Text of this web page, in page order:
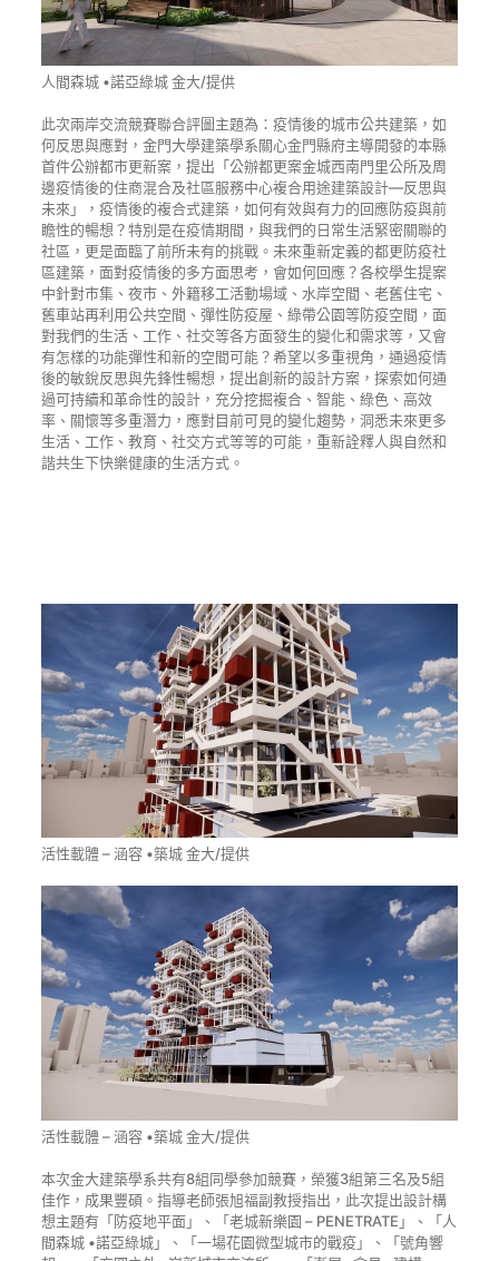
人間森城 •諾亞綠城 金大/提供
此次兩岸交流競賽聯合評圖主題為：疫情後的城市公共建築，如
何反思與應對，金門大學建築學系關心金門縣府主導開發的本縣
首件公辦都市更新案，提出「公辦都更案金城西南門里公所及周
邊疫情後的住商混合及社區服務中心複合用途建築設計—反思與
未來」，疫情後的複合式建築，如何有效與有力的回應防疫與前
瞻性的暢想？特別是在疫情期間，與我們的日常生活緊密關聯的
社區，更是面臨了前所未有的挑戰。未來重新定義的都更防疫社
區建築，面對疫情後的多方面思考，會如何回應？各校學生提案
中針對市集、夜市、外籍移工活動場域、水岸空間、老舊住宅、
舊車站再利用公共空間、彈性防疫屋、綠帶公園等防疫空間，面
對我們的生活、工作、社交等各方面發生的變化和需求等，又會
有怎樣的功能彈性和新的空間可能？希望以多重視角，通過疫情
後的敏銳反思與先鋒性暢想，提出創新的設計方案，探索如何通
過可持續和革命性的設計，充分挖掘複合、智能、綠色、高效
率、關懷等多重潛力，應對目前可見的變化趨勢，洞悉未來更多
生活、工作、教育、社交方式等等的可能，重新詮釋人與自然和
諧共生下快樂健康的生活方式。
活性載體 – 涵容 •築城 金大/提供
活性載體 – 涵容 •築城 金大/提供
本次金大建築學系共有8組同學參加競賽，榮獲3組第三名及5組
佳作，成果豐碩。指導老師張旭福副教授指出，此次提出設計構
想主題有「防疫地平面」、「老城新樂園 – PENETRATE」、「人
間森城 •諾亞綠城」、「一場花園微型城市的戰疫」、「號角響